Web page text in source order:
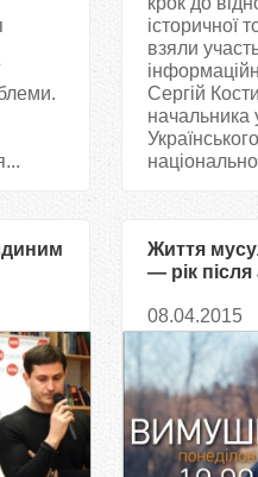
історичної
взяли
Сергій
начальника
Життя
— рік після
08.04.2015